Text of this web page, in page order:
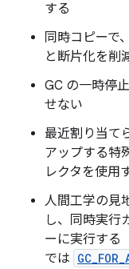
する
同時コピーで
と断片化を削
GC の一時停
せない
最近割り当て
アップする特
レクタを使用
人間工学の見
し、同時実行
ーに実行する
では